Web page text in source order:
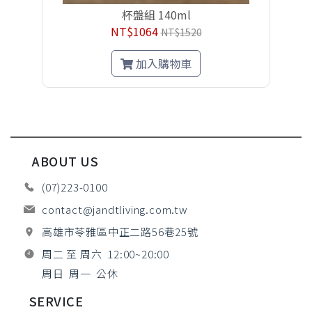
杯盤組 140ml
NT$1064NT$1520
加入購物車
ABOUT US
(07)223-0100
contact@jandtliving.com.tw
高雄市苓雅區中正二路56巷25號
周二 至 周六 12:00~20:00
周日 周一 公休
SERVICE